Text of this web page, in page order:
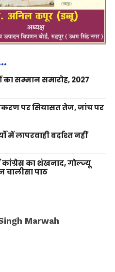
का सम्मान समारोह, 2027
पर सियासत तेज, जांच पर
में लापरवाही बर्दाश्त नहीं
का शंखनाद, गोल्ज्यू
चालीसा पाठ
Marwah